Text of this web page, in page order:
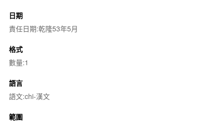
日期
責任日期:乾隆53年5月
格式
數量:1
語言
語文:chi-漢文
範圍